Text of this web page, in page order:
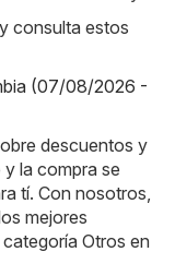
consulta estos
(07/08/2026 -
descuentos y
la compra se
tí. Con nosotros,
mejores
Otros en